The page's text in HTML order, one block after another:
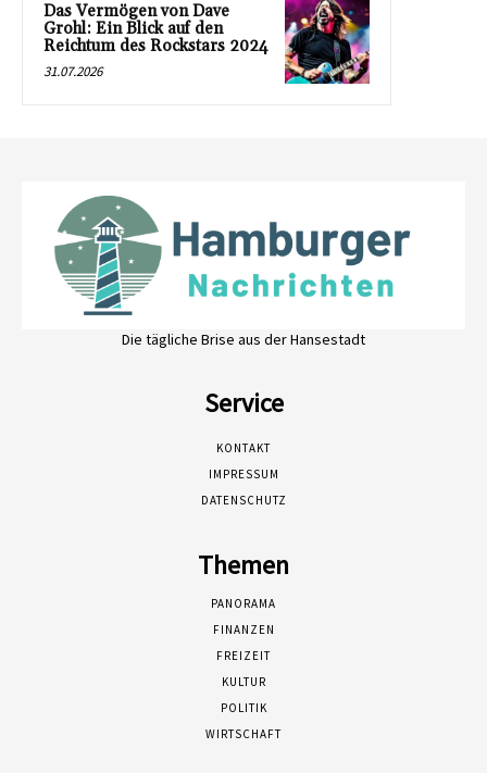
Das Vermögen von Dave
Grohl: Ein Blick auf den
Reichtum des Rockstars 2024
31.07.2026
Die tägliche Brise aus der Hansestadt
Service
KONTAKT
IMPRESSUM
DATENSCHUTZ
Themen
PANORAMA
FINANZEN
FREIZEIT
KULTUR
POLITIK
WIRTSCHAFT